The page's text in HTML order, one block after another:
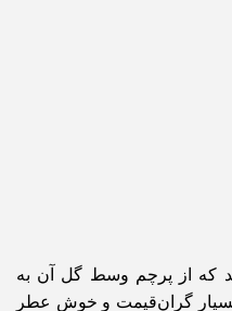
که از پرچم وسط گل آن به
بسیار گران‌قیمت و خوش عطر